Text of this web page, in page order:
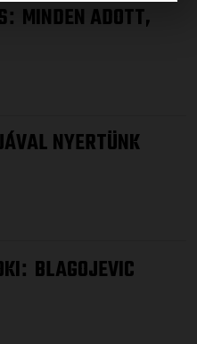
: MINDEN ADOTT,
NYERTÜNK
: BLAGOJEVIC